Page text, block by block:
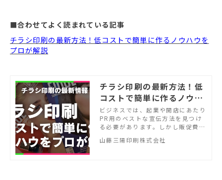
■合わせてよく読まれている記事
チラシ印刷の最新方法！低コストで簡単に作るノウハウを
プロが解説
チラシ印刷の最新方法！低
コストで簡単に作るノウハ
ウをプロが解説
ビジネスでは、起業や開店にあたり
PR用のベストな宣伝方法を見つけ
る必要があります。しかし販促費用
るための費用が不足する可能性もあ
山藤三陽印刷株式会社